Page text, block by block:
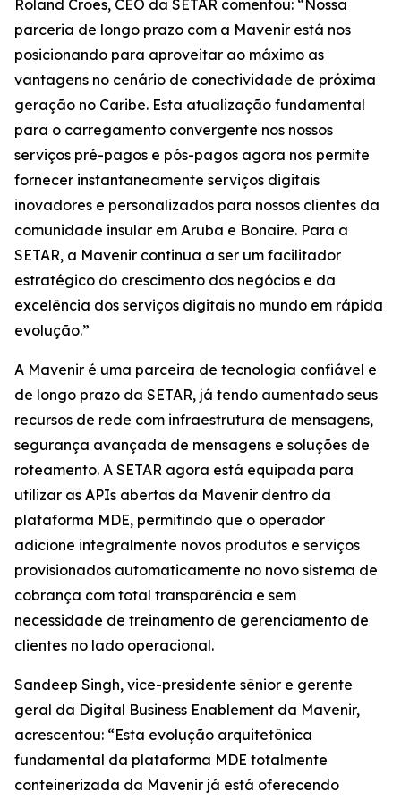
Roland Croes, CEO da SETAR comentou: “Nossa
parceria de longo prazo com a Mavenir está nos
posicionando para aproveitar ao máximo as
vantagens no cenário de conectividade de próxima
geração no Caribe. Esta atualização fundamental
para o carregamento convergente nos nossos
serviços pré-pagos e pós-pagos agora nos permite
fornecer instantaneamente serviços digitais
inovadores e personalizados para nossos clientes da
comunidade insular em Aruba e Bonaire. Para a
SETAR, a Mavenir continua a ser um facilitador
estratégico do crescimento dos negócios e da
excelência dos serviços digitais no mundo em rápida
evolução.”
A Mavenir é uma parceira de tecnologia confiável e
de longo prazo da SETAR, já tendo aumentado seus
recursos de rede com infraestrutura de mensagens,
segurança avançada de mensagens e soluções de
roteamento. A SETAR agora está equipada para
utilizar as APIs abertas da Mavenir dentro da
plataforma MDE, permitindo que o operador
adicione integralmente novos produtos e serviços
provisionados automaticamente no novo sistema de
cobrança com total transparência e sem
necessidade de treinamento de gerenciamento de
clientes no lado operacional.
Sandeep Singh, vice-presidente sênior e gerente
geral da Digital Business Enablement da Mavenir,
acrescentou: “Esta evolução arquitetônica
fundamental da plataforma MDE totalmente
conteinerizada da Mavenir já está oferecendo